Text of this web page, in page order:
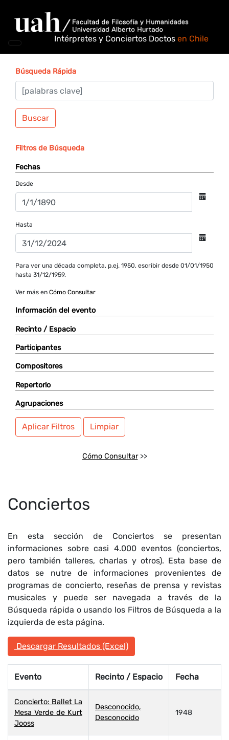
Intérpretes y Conciertos Doctos en Chile
Búsqueda Rápida
Buscar
Filtros de Búsqueda
Fechas
Desde
Hasta
Para ver una década completa, p.ej. 1950, escribir desde 01/01/1950
hasta 31/12/1959.
Ver más en Cómo Consultar
Información del evento
Recinto / Espacio
Participantes
Compositores
Repertorio
Agrupaciones
Aplicar Filtros Limpiar
Cómo Consultar>>
Conciertos
En esta sección de Conciertos se presentan
informaciones sobre casi 4.000 eventos (conciertos,
pero también talleres, charlas y otros). Esta base de
datos se nutre de informaciones provenientes de
programas de concierto, reseñas de prensa y revistas
musicales y puede ser navegada a través de la
Búsqueda rápida o usando los Filtros de Búsqueda a la
izquierda de esta página.
Descargar Resultados (Excel)
Evento Recinto / Espacio Fecha
Concierto: Ballet La
Mesa Verde de Kurt
Jooss
Desconocido,
Desconocido
1948